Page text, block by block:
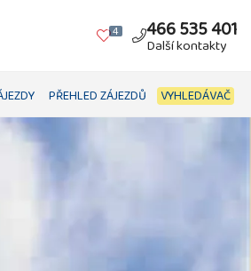
4 466 535 401
Další kontakty
PŘEHLED ZÁJEZDŮ VYHLEDÁVAČ